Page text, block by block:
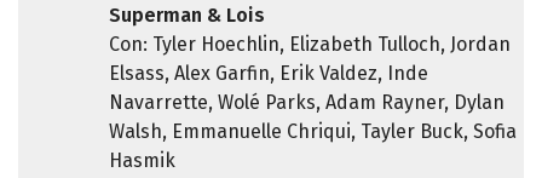
Superman & Lois
Con: Tyler Hoechlin, Elizabeth Tulloch, Jordan
Elsass, Alex Garfin, Erik Valdez, Inde
Navarrette, Wolé Parks, Adam Rayner, Dylan
Walsh, Emmanuelle Chriqui, Tayler Buck, Sofia
Hasmik